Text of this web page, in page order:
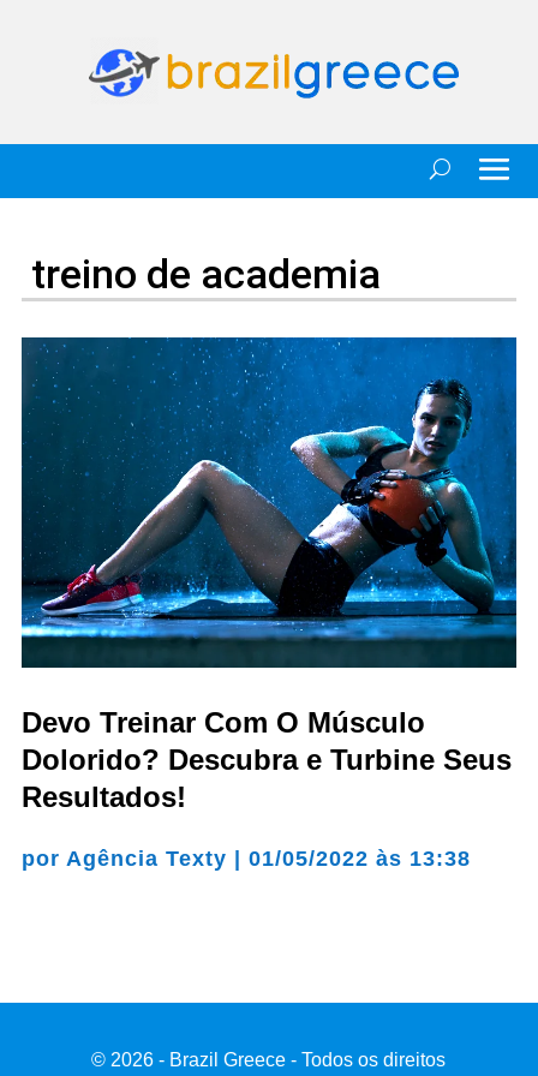
treino de academia
Devo Treinar Com O Músculo
Dolorido? Descubra e Turbine Seus
Resultados!
por Agência Texty | 01/05/2022 às 13:38
© 2026 - Brazil Greece - Todos os direitos